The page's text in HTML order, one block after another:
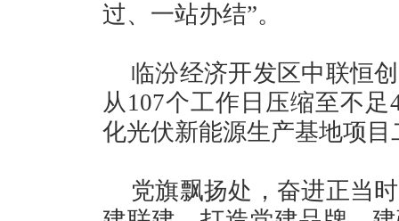
过、一站办结”。
临汾经济开发区中联恒
从107个工作日压缩至不
化光伏新能源生产基地项
党旗飘扬处，奋进正当